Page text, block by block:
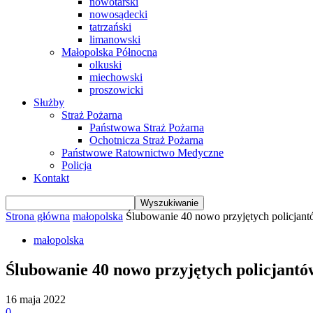
nowosądecki
tatrzański
limanowski
Małopolska Północna
olkuski
miechowski
proszowicki
Służby
Straż Pożarna
Państwowa Straż Pożarna
Ochotnicza Straż Pożarna
Państwowe Ratownictwo Medyczne
Policja
Kontakt
Strona główna małopolska Ślubowanie 40 nowo przyjętych
małopolska
Ślubowanie 40 nowo przyjętych
16 maja 2022